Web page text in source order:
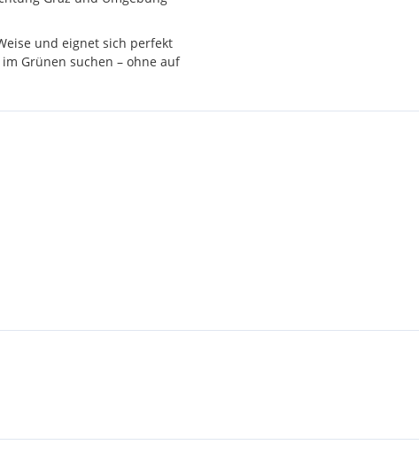
regionalen Verbindungen
Lage auch mit dem Auto sehr
befahrenen Straßen, was für
und eignet sich perfekt
Grünen suchen – ohne auf